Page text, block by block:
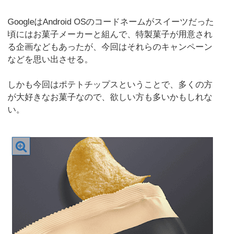
GoogleはAndroid OSのコードネームがスイーツだった
頃にはお菓子メーカーと組んで、特製菓子が用意され
る企画などもあったが、今回はそれらのキャンペーン
などを思い出させる。
しかも今回はポテトチップスということで、多くの方
が大好きなお菓子なので、欲しい方も多いかもしれな
い。